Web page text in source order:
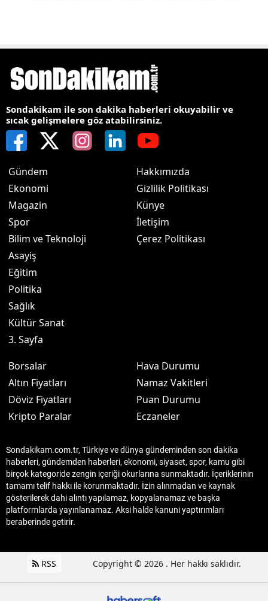
Sondakikam ile son dakika haberleri okuyabilir ve
sıcak gelişmelere göz atabilirsiniz.
Gündem
Ekonomi
Magazin
Spor
Bilim ve Teknoloji
Asayiş
Eğitim
Politika
Sağlık
Kültür Sanat
3. Sayfa
Hakkımızda
Gizlilik Politikası
Künye
İletişim
Çerez Politikası
Borsalar
Altın Fiyatları
Döviz Fiyatları
Kripto Paralar
Hava Durumu
Namaz Vakitleri
Puan Durumu
Eczaneler
Sondakikam.com.tr, Türkiye ve dünya gündeminden son dakika
haberleri, gündemden haberleri, ekonomi, siyaset, spor, kamu gibi
birçok kategoride zengin içeriği okurlarına sunmaktadır. İçeriklerinin
tamamı telif hakkı ile korunmaktadır. İzin alınmadan ve kaynak
gösterilerek dahi alıntı yapılamaz, kopyalanamaz ve başka
platformlarda yayınlanamaz. Aksi halde kanuni yaptırımları
beraberinde getirir.
RSS Copyright © 2026 . Her hakkı saklıdır.